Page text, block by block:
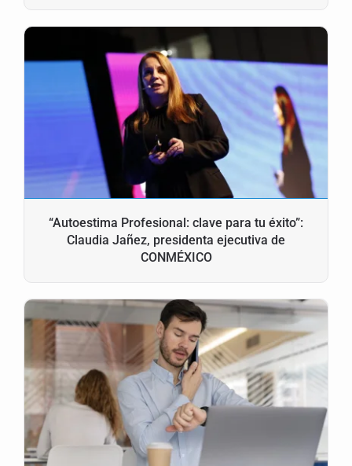
“Autoestima Profesional: clave para tu éxito”:
Claudia Jañez, presidenta ejecutiva de
CONMÉXICO